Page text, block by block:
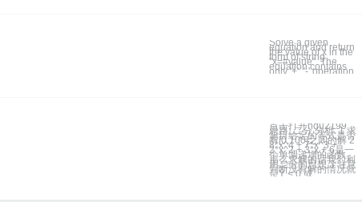
Solve a given
equation and return
the value of x in the
form of string
"x=#value". The
equation contains
only '+', '-' operation,
点击打开hdu2199
思路: 二分 分析: 1 求
题目给定的等式是否
有[0,100]之间的解 2
8*x^4 + 7*x^3 +
2*x^2 + 3*x + 6是一
个单调递增的函数，
那么求解的话我们利
用二分的思想 3 注意
判断没有解的情况就
是Y < 0 或